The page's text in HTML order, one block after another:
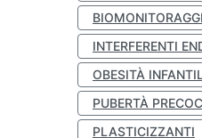
INTERFERENTI
OBESITÀ
PUBERTÀ
PLASTICIZZANTI